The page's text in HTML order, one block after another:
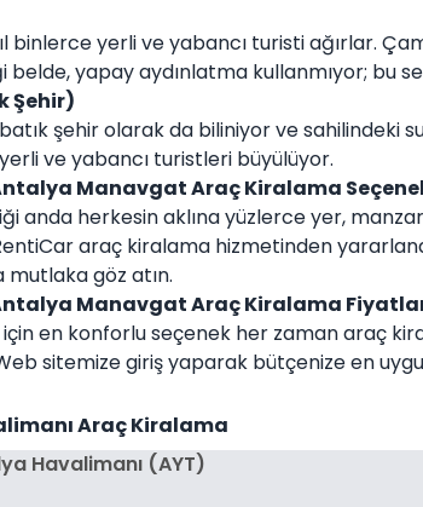
binlerce yerli ve yabancı turisti ağırlar.
belde, yapay aydınlatma kullanmıyor; bu
Şehir)
şehir olarak da biliniyor ve sahilindeki
ve yabancı turistleri büyülüyor.
Manavgat Araç Kiralama
anda herkesin aklına yüzlerce yer,
araç kiralama hizmetinden
göz atın.
Manavgat Araç Kiralama
en konforlu seçenek her zaman araç
sitemize giriş yaparak bütçenize en
Araç Kiralama
Havalimanı (AYT)